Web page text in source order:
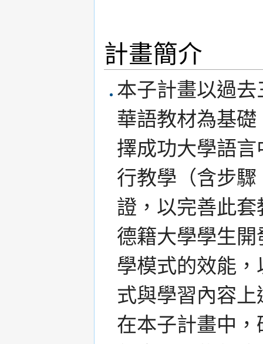
計畫簡介
本子計畫以過
華語教材為基
擇成功大學語
行教學（含步
證，以完善此
德籍大學學生
學模式的效能
式與學習內容
在本子計畫中